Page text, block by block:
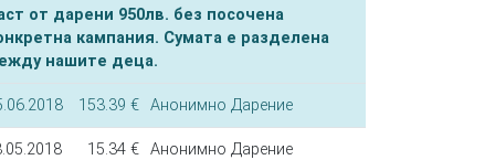
от дарени 950лв. без посочена
кампания. Сумата е разделена
нашите деца.
153.39 € Анонимно Дарение
15.34 € Анонимно Дарение